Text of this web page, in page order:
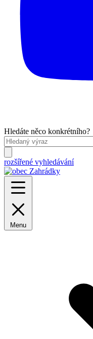
Hledáte něco konkrétního?
rozšířené vyhledávání
Menu